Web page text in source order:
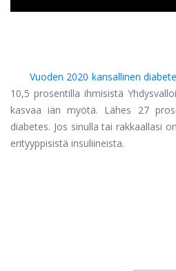
Vuoden 2020 kansallinen
10,5 prosentilla ihmisistä
kasvaa iän myötä. Lähes 27
diabetes. Jos sinulla tai rakkaallasi
erityyppisistä insuliineista.